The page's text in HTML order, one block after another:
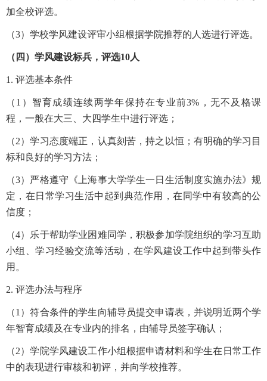
加全校评选。
（3）学校学风建设评审小组根据学院推荐的人选进行评选。
（四）学风建设标兵，评选10人
1. 评选基本条件
（1）智育成绩连续两学年保持在专业前3%，无不及格课
程，一般在大三、大四学生中进行评选；
（2）学习态度端正，认真刻苦，持之以恒；有明确的学习目
标和良好的学习方法；
（3）严格遵守《上海事大学学生一日生活制度实施办法》规
定，在日常学习生活中起到典范作用，在同学中有较高的公
信度；
（4）乐于帮助学业困难同学，积极参加学院组织的学习互助
小组、学习经验交流等活动，在学风建设工作中起到带头作
用。
2. 评选办法与程序
（1）符合条件的学生向辅导员提交申请表，并说明近两个学
年智育成绩及在专业内的排名，由辅导员签字确认；
（2）学院学风建设工作小组根据申请材料和学生在日常工作
中的表现进行审核和初评，并向学校推荐。